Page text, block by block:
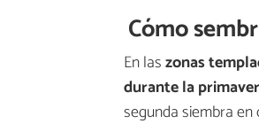
Cómo
En laszonas
durante la
segunda siembra en